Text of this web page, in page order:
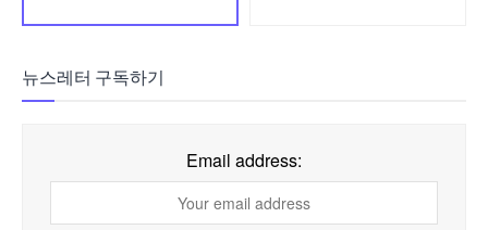
뉴스레터 구독하기
Email address: